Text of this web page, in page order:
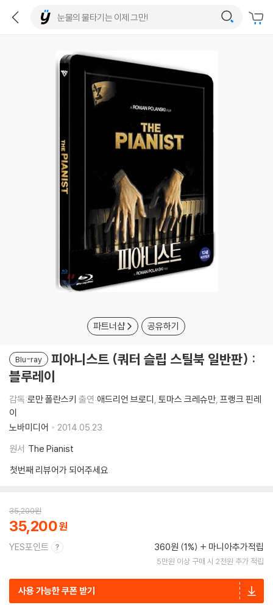
파트너샵 공유하기
Blu-ray
피아니스트 (쿼터 슬립 스틸북 일반판) :
블루레이
감독:로만 폴란스키 출연:애드리언 브로디, 토마스 크레슈만, 프랭크 핀레
이
노바미디어
2014.05.23.
원서 The Pianist
첫번째 리뷰어가 되어주세요
35,200원
35,200
YES포인트 360원 (1%) 마니아추가적립
5만원 이상 구매 시 2천원 추가 적립
사용 가능한 쿠폰 받기